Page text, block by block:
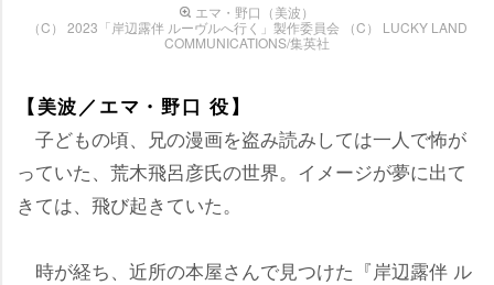
エマ・野口（美波）
（C） 2023「岸辺露伴 ルーヴルへ行く」製作委員会 （C） LUCKY LAND
COMMUNICATIONS/集英社
【美波／エマ・野口 役】
子どもの頃、兄の漫画を盗み読みしては一人で怖が
っていた、荒木飛呂彦氏の世界。イメージが夢に出て
きては、飛び起きていた。
時が経ち、近所の本屋さんで見つけた『岸辺露伴 ル